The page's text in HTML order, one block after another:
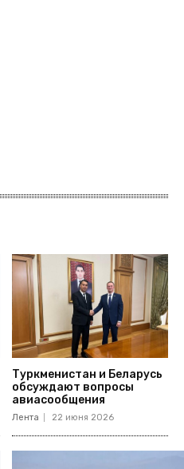
Туркменистан и Беларусь
обсуждают вопросы
авиасообщения
Лента 22 июня 2026